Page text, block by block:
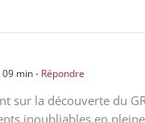
09 min- Répondre
sur la découverte du